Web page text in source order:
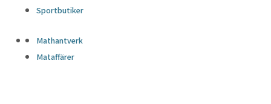
Sportbutiker
Mathantverk
Mataffärer